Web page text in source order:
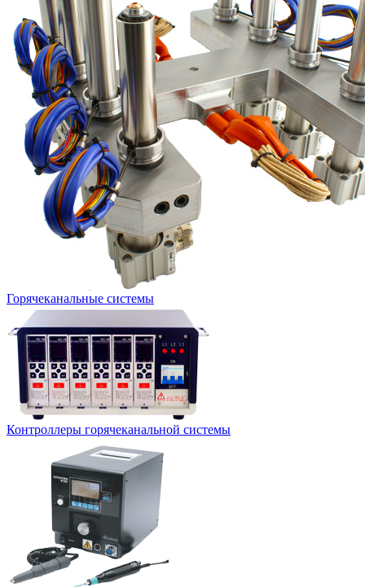
Горячеканальные системы
Контроллеры горячеканальной системы